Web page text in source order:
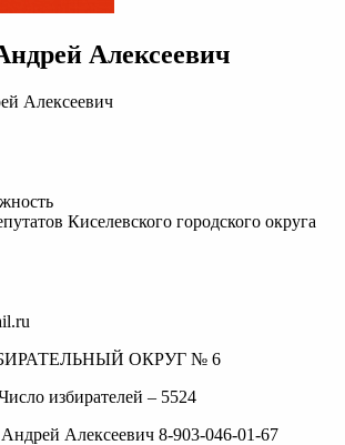
Алексеевич
Киселевского городского округа
ОКРУГ № 6
избирателей – 5524
Алексеевич 8-903-046-01-67